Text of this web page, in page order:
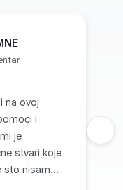
na ovoj
i
je
stvari koje
sto nisam